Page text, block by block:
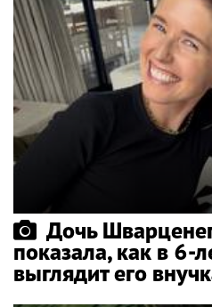
Дочь
показала, как в 6-
выглядит его